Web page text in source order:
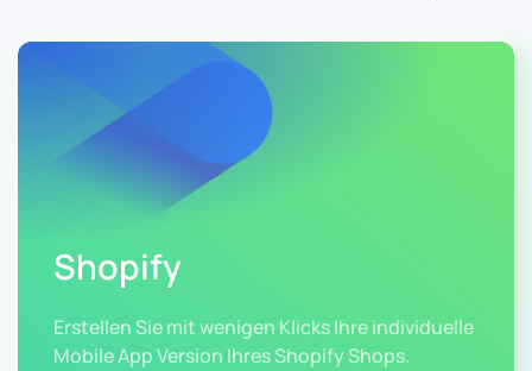
Shopify
Erstellen Sie mit wenigen Klicks Ihre individuelle
Mobile App Version Ihres Shopify Shops.